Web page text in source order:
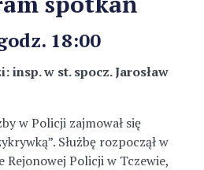
18:00
insp. w st. spocz. Jarosław
w Policji zajmował się
Służbę rozpoczął w
Rejonowej Policji w Tczewie,